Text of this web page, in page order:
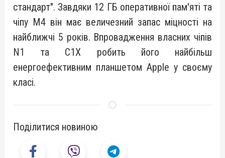
стандарт". Завдяки 12 ГБ оперативної пам'яті та
чіпу M4 він має величезний запас міцності на
найближчі 5 років. Впровадження власних чіпів
N1 та C1X робить його найбільш
енергоефективним планшетом Apple у своєму
класі.
Поділитися новиною